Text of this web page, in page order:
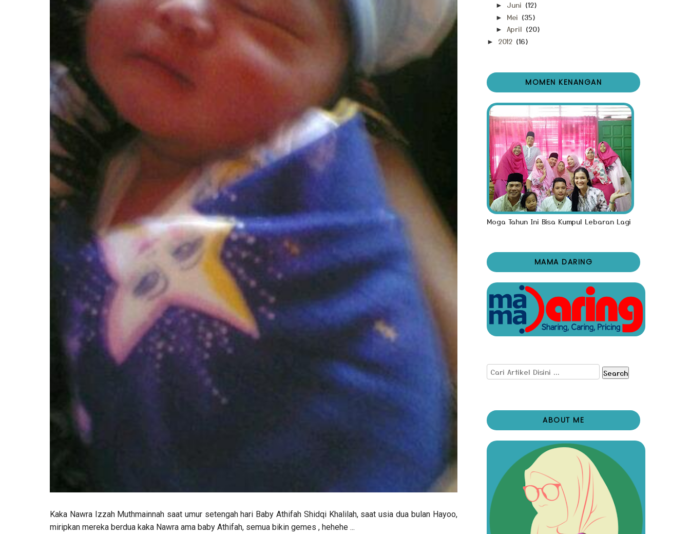
Kaka Nawra Izzah Muthmainnah saat umur setengah hari Baby Athifah Shidqi Khalilah, saat usia dua bulan Hayoo,
miripkan mereka berdua kaka Nawra ama baby Athifah, semua bikin gemes , hehehe ...
► Juni (12)
► Mei (35)
► April (20)
► 2012 (16)
MOMEN KENANGAN
Moga Tahun Ini Bisa Kumpul Lebaran Lagi
MAMA DARING
Search
ABOUT ME